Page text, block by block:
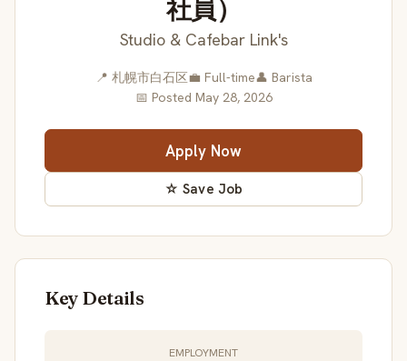
社員）
Studio & Cafebar Link's
📍 札幌市白石区💼 Full-time👤 Barista
📅 Posted May 28, 2026
Apply Now
☆ Save Job
Key Details
EMPLOYMENT